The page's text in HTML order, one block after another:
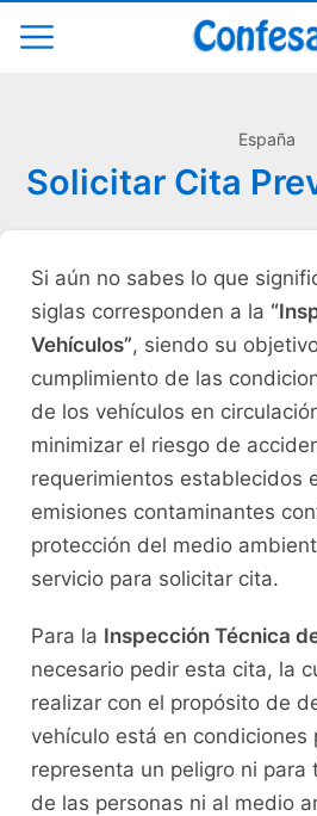
España
Solicitar Cita
Si aún no sabes lo que
siglas corresponden a la
Vehículos”, siendo su
cumplimiento de las
de los vehículos en
minimizar el riesgo de
requerimientos establecidos
emisiones contaminantes
protección del medio
servicio para solicitar cita.
Para la Inspección Técnica
necesario pedir esta cita, la
realizar con el propósito de
vehículo está en condiciones
representa un peligro ni para
de las personas ni al medio